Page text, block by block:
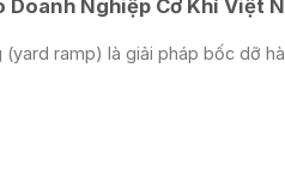
Doanh Nghiệp Cơ Khí Việt
(yard ramp) là giải pháp bốc dỡ